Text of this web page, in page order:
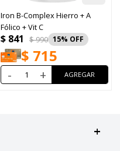
Iron B-Complex Hierro + A
Fólico + Vit C
$ 841 $990 15
$ 715
- +